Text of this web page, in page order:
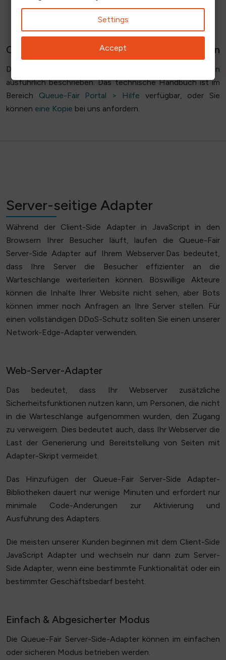
Client-seitiger Adapter Zusätzliche Ressourcen
Der Client-Side Adapter ist im
Technischen Leitfaden
ausführlich beschrieben. Das technische Handbuch ist im
Bereich Queue-Fair Portal > Hilfe verfügbar, oder Sie
können eine Kopie bei uns anfordern.
Server-seitige Adapter
Während der Client-Side Adapter in JavaScript in den
Browsern Ihrer Besucher läuft, laufen die Queue-Fair
Server-Side Adapter auf Ihrem Webserver.Das bedeutet,
dass Ihre Server die Besucher effizienter an die
Warteschlange weiterleiten können. Böswillige Akteure
können die Inhalte Ihrer Website nicht sehen, aber Bots
können immer noch Anfragen an Ihre Server stellen. Für
einen vollständigen DDoS-Schutz sollten Sie einen unserer
Network-Edge-Adapter verwenden.
Web-Server-Adapter
Das bedeutet, dass Ihr Webserver zusätzliche
Sicherheitsfunktionen nutzen kann, um Personen, die nicht
in die Warteschlange aufgenommen wurden, den Zugang
zu verweigern. Dies bedeutet auch, dass Ihr Webserver die
Last der Generierung und Bereitstellung von Seiten mit
Adapter-Skript vermeidet.
Das Hinzufügen der Queue-Fair Server-Side Adapter-
Bibliotheken dauert nur wenige Minuten und erfordert nur
minimale Code-Änderungen zur Aktivierung und
Ausführung des Adapters.
Die meisten unserer Kunden beginnen mit dem Client-Side
JavaScript Adapter und wechseln nur dann zum Server-
Side Adapter, wenn eine bestimmte Funktionalität oder ein
bestimmter Geschäftsbedarf besteht.
Einfach & Abgesicherter Modus
Die Queue-Fair Server-Side-Adapter können im einfachen
oder sicheren Modus betrieben werden.
Settings
Accept